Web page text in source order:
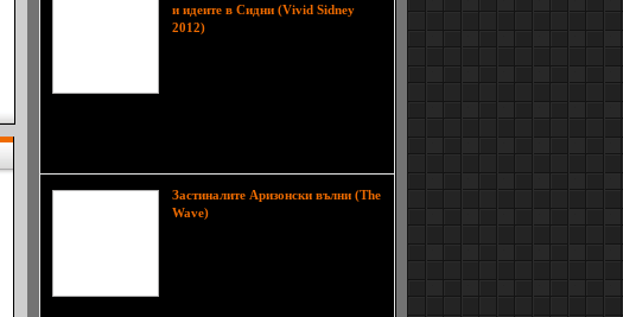
и идеите в Сидни (Vivid Sidney
2012)Сидни за пореден път се
Застиналите Аризонски вълни (The
Wave)Разположена по склоновете